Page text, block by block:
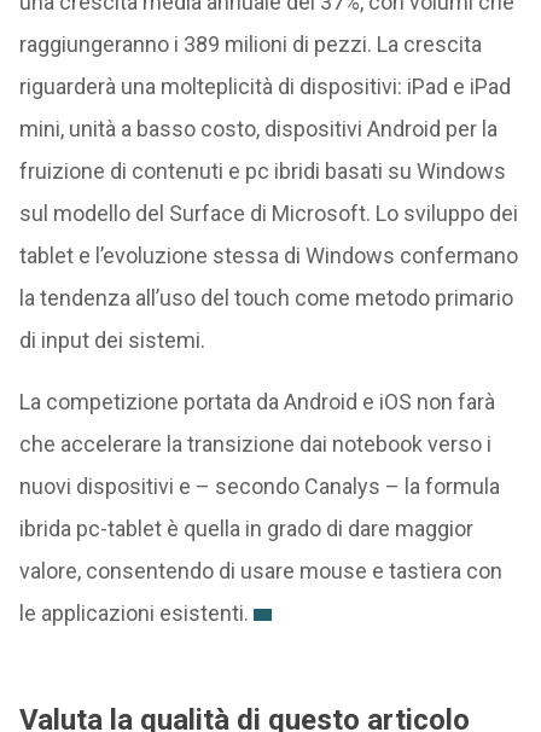
raggiungeranno i 389 milioni di pezzi. La crescita
riguarderà una molteplicità di dispositivi: iPad e iPad
mini, unità a basso costo, dispositivi Android per la
fruizione di contenuti e pc ibridi basati su Windows
sul modello del Surface di Microsoft. Lo sviluppo dei
tablet e l’evoluzione stessa di Windows confermano
la tendenza all’uso del touch come metodo primario
di input dei sistemi.
La competizione portata da Android e iOS non farà
che accelerare la transizione dai notebook verso i
nuovi dispositivi e – secondo Canalys – la formula
ibrida pc-tablet è quella in grado di dare maggior
valore, consentendo di usare mouse e tastiera con
le applicazioni esistenti.
Valuta la qualità di questo articolo